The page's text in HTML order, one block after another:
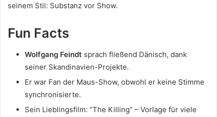
seinem Stil: Substanz vor Show.
Fun Facts
Wolfgang Feindt sprach fließend Dänisch, dank
seiner Skandinavien-Projekte.
Er war Fan der Maus-Show, obwohl er keine Stimme
synchronisierte.
Sein Lieblingsfilm: “The Killing” – Vorlage für viele